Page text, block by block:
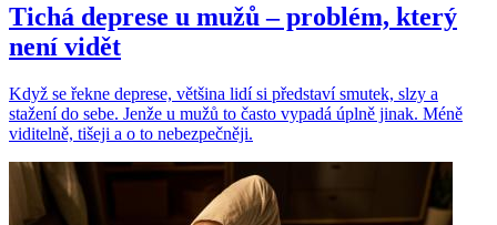
Tichá deprese u mužů – problém, který
není vidět
Když se řekne deprese, většina lidí si představí smutek, slzy a
stažení do sebe. Jenže u mužů to často vypadá úplně jinak. Méně
viditelně, tišeji a o to nebezpečněji.